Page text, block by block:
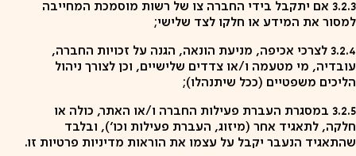
3.2.3 אם יתקבל בידי החברה צו של רשות מוסמכת המחייבה
למסור את המידע או חלקו לצד שלישי;
3.2.4 לצרכי אכיפה, מניעת הונאה, הגנה על זכויות החברה,
עובדיה, מי מטעמה ו/או צדדים שלישיים, וכן לצורך ניהול
הליכים משפטיים (ככל שיתנהלו);
3.2.5 במסגרת העברת פעילות החברה ו/או האתר, כולה או
חלקה, לתאגיד אחר (מיזוג, העברת פעילות וכו'), ובלבד
שהתאגיד הנעבר יקבל על עצמו את הוראות מדיניות פרטיות זו.